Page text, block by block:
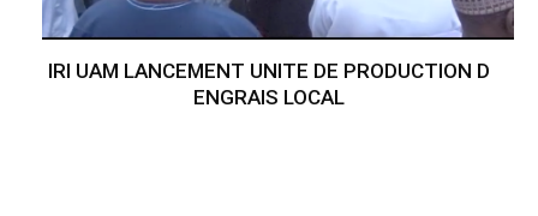
IRI UAM LANCEMENT UNITE DE PRODUCTION D
ENGRAIS LOCAL